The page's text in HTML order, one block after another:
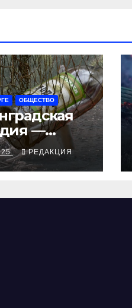
ОБЩЕСТВО
—
смертей от
РЕДАКЦИЯ